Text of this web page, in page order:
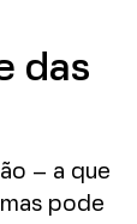
das
– a que
pode